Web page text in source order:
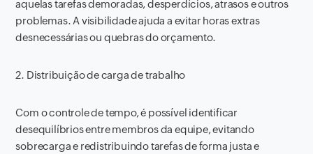
aquelas tarefas demoradas, desperdícios, atrasos e outros
problemas. A visibilidade ajuda a evitar horas extras
desnecessárias ou quebras do orçamento.
2. Distribuição de carga de trabalho
Com o controle de tempo, é possível identificar
desequilíbrios entre membros da equipe, evitando
sobrecarga e redistribuindo tarefas de forma justa e